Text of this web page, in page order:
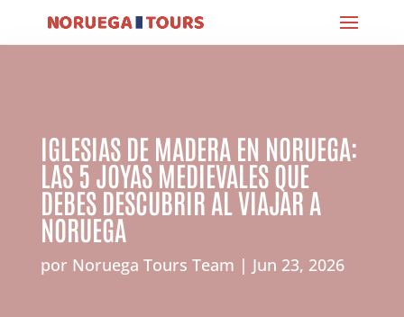
IGLESIAS DE MADERA EN NORUEGA:
LAS 5 JOYAS MEDIEVALES QUE
DEBES DESCUBRIR AL VIAJAR A
NORUEGA
por Noruega Tours Team Jun 23, 2026